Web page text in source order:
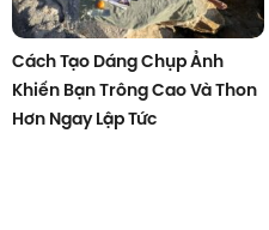
Cách Tạo Dáng Chụp Ảnh
Khiến Bạn Trông Cao Và Thon
Hơn Ngay Lập Tức